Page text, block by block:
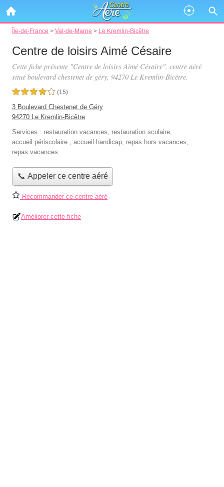
Île-de-France > Val-de-Marne > Le Kremlin-Bicêtre
Centre de loisirs Aimé Césaire
Cette fiche présente "Centre de loisirs Aimé Césaire", centre aéré
situé boulevard chestenet de géry, 94270 Le Kremlin-Bicêtre.
4,0 étoiles sur 5 (15)
3 Boulevard Chestenet de Géry
94270 Le Kremlin-Bicêtre
Services : restauration vacances, restauration scolaire,
accueil périscolaire , accueil handicap, repas hors vacances,
repas vacances
📞 Appeler ce centre aéré
Recommander ce centre aéré
Améliorer cette fiche